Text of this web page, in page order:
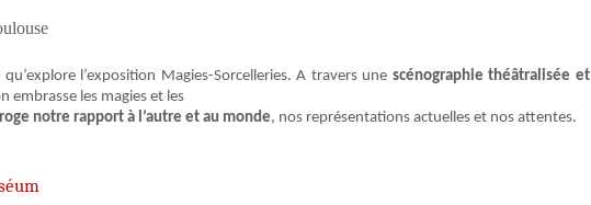
l’exposition Magies-Sorcelleries. A travers une scénographie théâtralisée et
embrasse les magies et les
notre rapport à l’autre et au monde, nos représentations actuelles et nos attentes.